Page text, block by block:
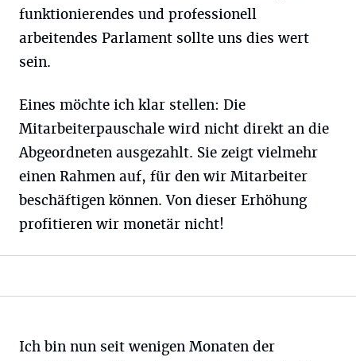
funktionierendes und professionell
arbeitendes Parlament sollte uns dies wert
sein.
Eines möchte ich klar stellen: Die
Mitarbeiterpauschale wird nicht direkt an die
Abgeordneten ausgezahlt. Sie zeigt vielmehr
einen Rahmen auf, für den wir Mitarbeiter
beschäftigen können. Von dieser Erhöhung
profitieren wir monetär nicht!
Ich bin nun seit wenigen Monaten der